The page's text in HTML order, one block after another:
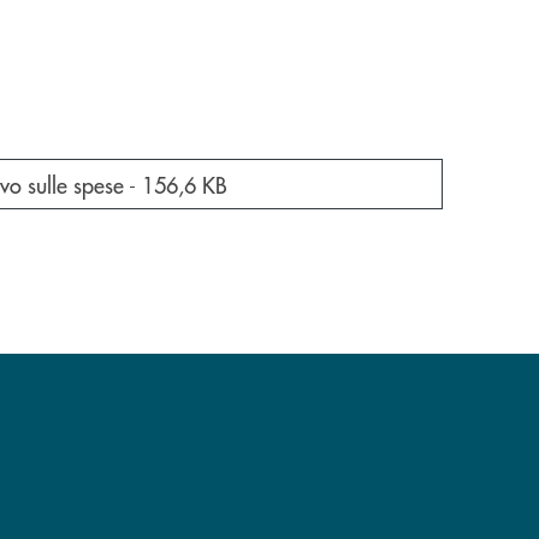
nuova finestra
sulle spese - 156,6 KB